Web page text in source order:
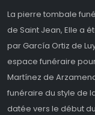
La pierre tombale
de Saint Jean, Elle a
par García Ortiz de
espace funéraire
Martínez de
funéraire du style de
datée vers le début